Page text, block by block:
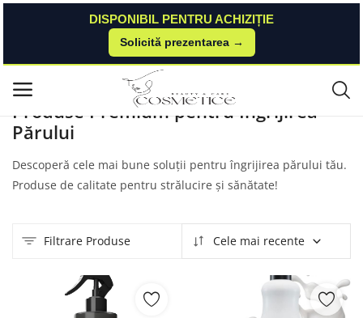
DISPONIBIL PENTRU ACHIZIȚIE
Solicită prezentarea →
Meniu principal
Categorii
Acasă
Apolino Ingrijire Par
Produse Premium pentru Îngrijirea
Părului
Descoperă cele mai bune soluții pentru îngrijirea părului tău.
Produse de calitate pentru strălucire și sănătate!
Filtrare Produse Cele mai recente